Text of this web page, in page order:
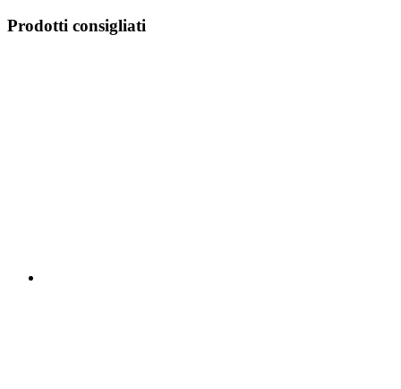
Prodotti consigliati